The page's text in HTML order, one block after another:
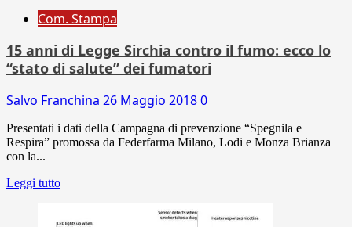
Com. Stampa
15 anni di Legge Sirchia contro il fumo: ecco lo
“stato di salute” dei fumatori
Salvo Franchina 26 Maggio 20180
Presentati i dati della Campagna di prevenzione “Spegnila e
Respira” promossa da Federfarma Milano, Lodi e Monza Brianza
con la...
Leggi tutto